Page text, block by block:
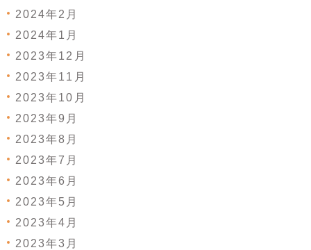
2024年2月
2024年1月
2023年12月
2023年11月
2023年10月
2023年9月
2023年8月
2023年7月
2023年6月
2023年5月
2023年4月
2023年3月